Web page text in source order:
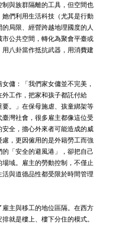
與族群隔離的工具，但空間也
們利用生活科技（尤其是行動
局限、經營跨越地理國度的人
公共空間，轉化為聚會平臺或
八卦當作抵抗武器，用消費建
傭：「我們家女傭並不完美，
工作，把家和孩子都託付給
。」在保母施虐、孩童綁架等
灣社會，很多雇主都像這位受
全，擔心外來者可能造成的威
，更因僱用的是外籍勞工而強
「安全的避風港」，卻把自己
域。雇主的勞動控制，不僅止
與道德品性都受限於時間管理
主與移工的地位區隔。在西方
就是樓上、樓下分住的模式。